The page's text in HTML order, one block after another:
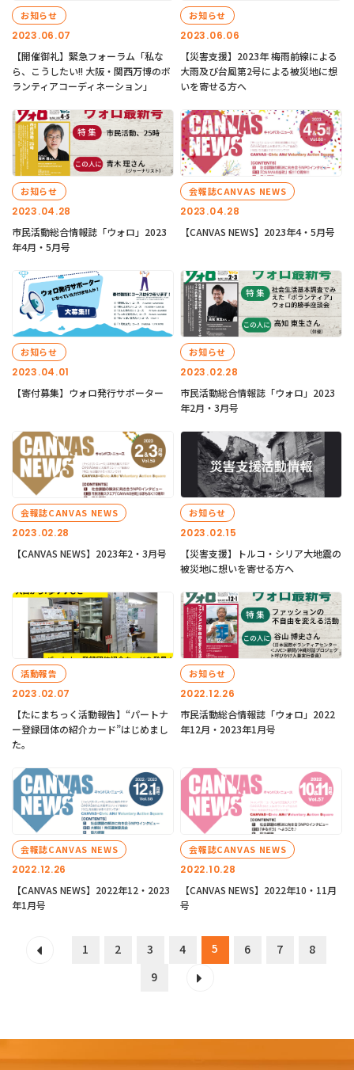
2023.06.07
お知らせ
【開催御礼】緊急フォーラム「私な
ら、こうしたい!! 大阪・関西万博のボ
ランティアコーディネーション」
2023.06.06
お知らせ
【災害支援】2023年 梅雨前線による
大雨及び台風第2号による被災地に想
いを寄せる方へ
2023.04.28
お知らせ
市民活動総合情報誌「ウォロ」2023
年4月・5月号
2023.04.28
会報誌CANVAS NEWS
【CANVAS NEWS】2023年4・5月号
2023.04.01
お知らせ
【寄付募集】ウォロ発行サポーター
2023.02.28
お知らせ
市民活動総合情報誌「ウォロ」2023
年2月・3月号
2023.02.28
会報誌CANVAS NEWS
【CANVAS NEWS】2023年2・3月号
2023.02.15
お知らせ
【災害支援】トルコ・シリア大地震の
被災地に想いを寄せる方へ
2023.02.07
活動報告
【たにまちっく活動報告】“パートナ
ー登録団体の紹介カード”はじめまし
た。
2022.12.26
お知らせ
市民活動総合情報誌「ウォロ」2022
年12月・2023年1月号
2022.12.26
会報誌CANVAS NEWS
【CANVAS NEWS】2022年12・2023
年1月号
2022.10.28
会報誌CANVAS NEWS
【CANVAS NEWS】2022年10・11月
号
1 2 3 4 5 6 7
8
9